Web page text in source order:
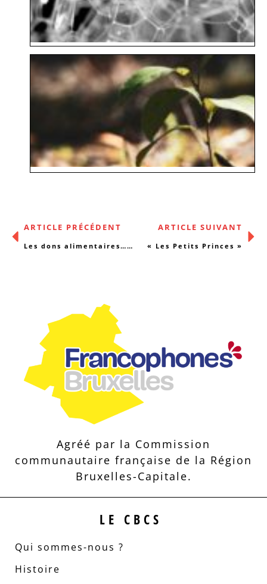
ARTICLE PRÉCÉDENT
Les dons alimentaires… en bourse !
ARTICLE SUIVANT
« Les Petits Princes »
Agréé par la Commission
communautaire française de la Région
Bruxelles-Capitale.
LE CBCS
Qui sommes-nous ?
Histoire